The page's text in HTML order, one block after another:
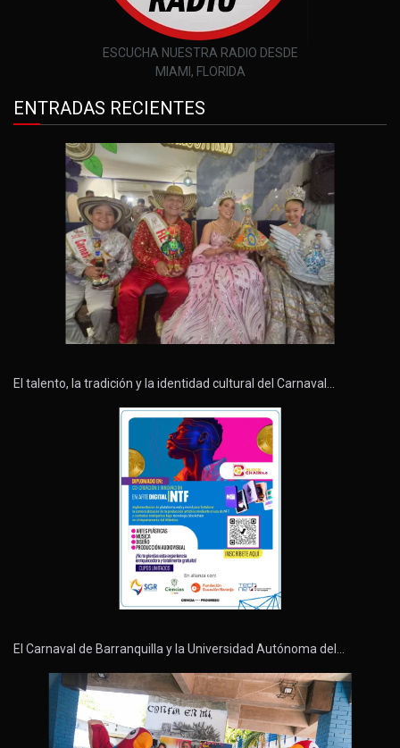
ESCUCHA NUESTRA RADIO DESDE
MIAMI, FLORIDA
ENTRADAS RECIENTES
El talento, la tradición y la identidad cultural del Carnaval…
El Carnaval de Barranquilla y la Universidad Autónoma del…